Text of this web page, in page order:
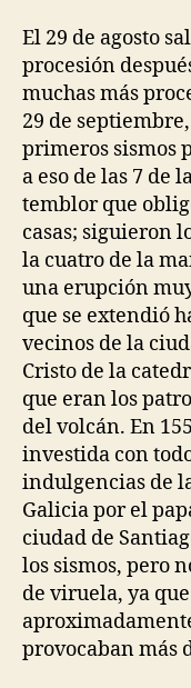
El 29 de agosto
procesión
muchas más
29 de
primeros sismos
a eso de las 7 de
temblor que
casas; siguieron
la cuatro de la
una erupción
que se extendió
vecinos de la
Cristo de la
que eran los
del volcán. En
investida con
indulgencias de
Galicia por el
ciudad de
los sismos, pero
de viruela, ya
provocaban más